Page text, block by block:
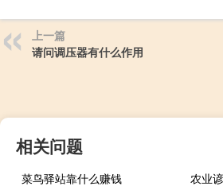
上一篇
请问调压器有什么作用
相关问题
菜鸟驿站靠什么赚钱
农业